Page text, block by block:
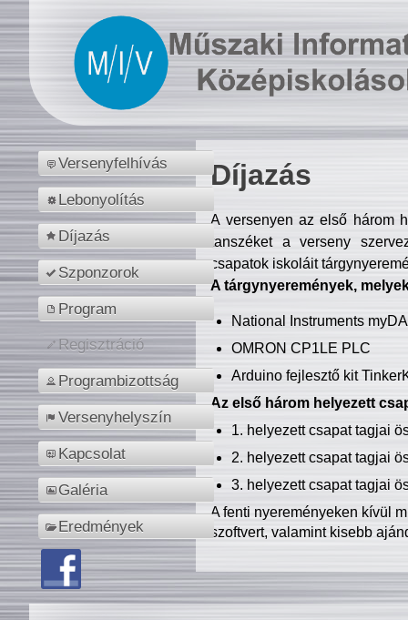
Versenyfelhívás
Lebonyolítás
Díjazás
Szponzorok
Program
Regisztráció
Programbizottság
Versenyhelyszín
Kapcsolat
Galéria
Eredmények
Díjazás
A versenyen az első három
tanszéket a verseny
csapatok iskoláit
A tárgynyeremények,
National Instruments
OMRON CP1LE PLC
Arduino fejlesztő kit
Az első három helyezett
1. helyezett csapat tagjai
2. helyezett csapat tagjai
3. helyezett csapat tagjai
A fenti nyereményeken kívül
szoftvert, valamint kisebb